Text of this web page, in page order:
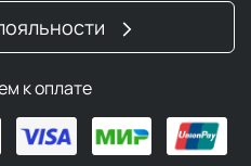
широкий ассортимент
за кожей лица, шеи,
также для тела. В
для всех типов кожи и
к оплате